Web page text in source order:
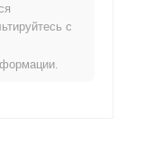
показал рост
с